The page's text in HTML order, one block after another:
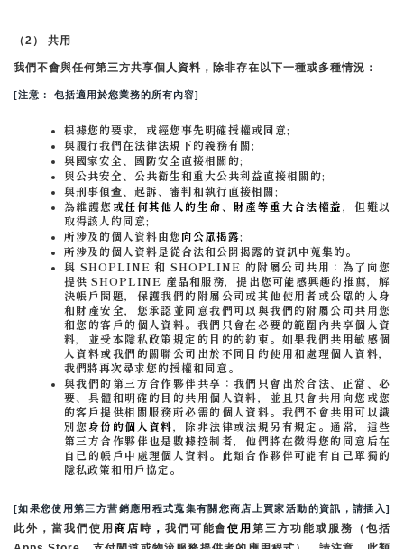
（2） 共用
我們不會與任何第三方共享個人資料，除非存在以下一種或多種情況：
[注意： 包括適用於您業務的所有內容]
根據您的要求，或經您事先明確授權或同意;
與履行我們在法律法規下的義務有關;
與國家安全、國防安全直接相關的;
與公共安全、公共衛生和重大公共利益直接相關的;
與刑事偵查、起訴、審判和執行直接相關;
為維護您或任何其他人的生命、財產等重大合法權益，但難以
取得該人的同意;
所涉及的個人資料由您向公眾揭露;
所涉及的個人資料是從合法和公開揭露的資訊中蒐集的。
與 SHOPLINE 和 SHOPLINE 的附屬公司共用：為了向您
提供 SHOPLINE 產品和服務，提出您可能感興趣的推薦，解
決帳戶問題，保護我們的附屬公司或其他使用者或公眾的人身
和財產安全，您承認並同意我們可以與我們的附屬公司共用您
和您的客戶的個人資料。我們只會在必要的範圍內共享個人資
料，並受本隱私政策規定的目的的約束。如果我們共用敏感個
人資料或我們的關聯公司出於不同目的使用和處理個人資料，
我們將再次尋求您的授權和同意。
與我們的第三方合作夥伴共享：我們只會出於合法、正當、必
要、具體和明確的目的共用個人資料，並且只會共用向您或您
的客戶提供相關服務所必需的個人資料。我們不會共用可以識
別您身份的個人資料，除非法律或法規另有規定。通常，這些
第三方合作夥伴也是數據控制者，他們將在徵得您的同意后在
自己的帳戶中處理個人資料。此類合作夥伴可能有自己單獨的
隱私政策和用戶協定。
[如果您使用第三方营銷應用程式蒐集有關您商店上買家活動的資訊，請插入]
此外，當我們使用 商店時 ， 我們可能會使用第三方功能或服務（包括